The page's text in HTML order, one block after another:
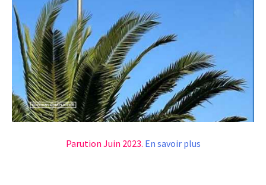
Parution Juin 2023. En savoir plus